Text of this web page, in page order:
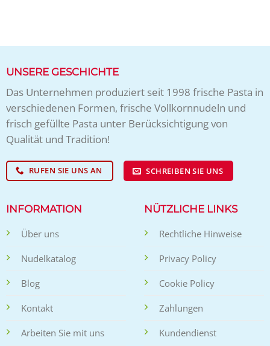
UNSERE GESCHICHTE
Das Unternehmen produziert seit 1998 frische Pasta in
verschiedenen Formen, frische Vollkornnudeln und
frisch gefüllte Pasta unter Berücksichtigung von
Qualität und Tradition!
RUFEN SIE UNS AN SCHREIBEN SIE UNS
INFORMATION
Über uns
Nudelkatalog
Blog
Kontakt
Arbeiten Sie mit uns
NÜTZLICHE LINKS
Rechtliche Hinweise
Privacy Policy
Cookie Policy
Zahlungen
Kundendienst